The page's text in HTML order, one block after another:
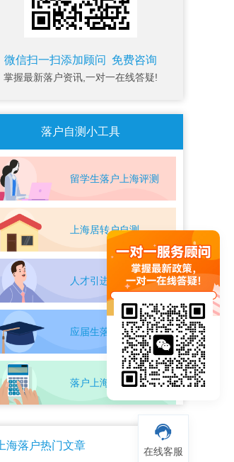
微信扫一扫添加顾问 免费咨询
掌握最新落户资讯,一对一在线答疑!
落户自测小工具
留学生落户上海评测
上海居转户自测
人才引进落户评测
应届生落户上海自测
落户上海条件自测
上海落户热门文章 在线客服